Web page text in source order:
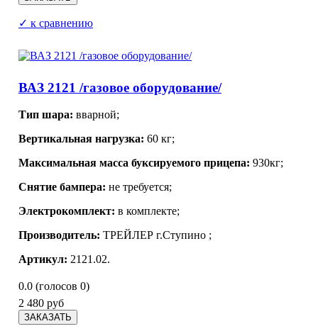
✓ к сравнению
ВАЗ 2121 /газовое оборудование/
Тип шара: вварной;
Вертикальная нагрузка: 60 кг;
Максимальная масса буксируемого прицепа: 930кг;
Снятие бампера: не требуется;
Электрокомплект: в комплекте;
Производитель: ТРЕЙЛЕР г.Ступино ;
Артикул: 2121.02.
0.0 (голосов 0)
2 480 руб